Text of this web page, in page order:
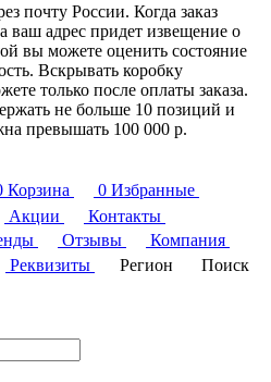
почту России. Когда заказ
ваш адрес придет извещение о
вы можете оценить состояние
Вскрывать коробку
только после оплаты заказа.
не больше 10 позиций и
превышать 100 000 р.
Корзина 0 Избранные
Акции
Контакты
Отзывы
Компания
Реквизиты Регион
Поиск